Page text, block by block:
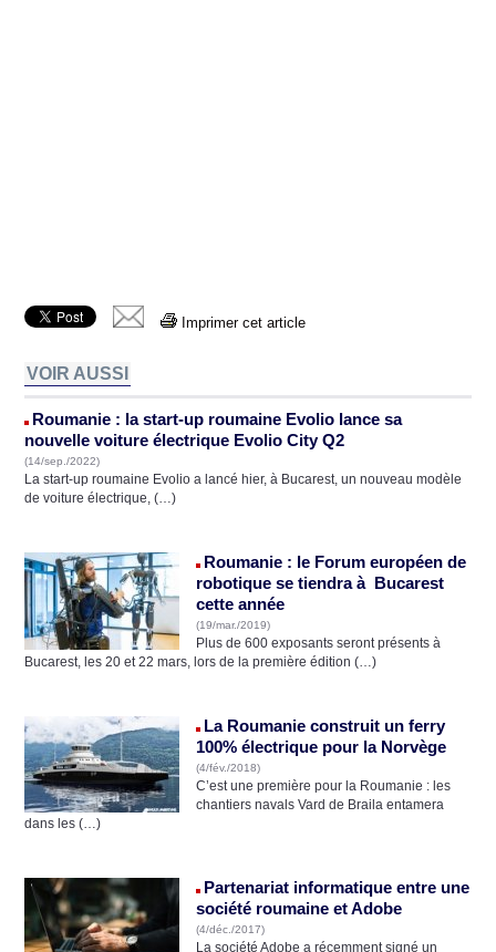
Imprimer cet article
VOIR AUSSI
Roumanie : la start-up roumaine Evolio lance sa
nouvelle voiture électrique Evolio City Q2
(14/sep./2022)
La start-up roumaine Evolio a lancé hier, à Bucarest, un nouveau modèle
de voiture électrique, (…)
Roumanie : le Forum européen de
robotique se tiendra à Bucarest
cette année
(19/mar./2019)
Plus de 600 exposants seront présents à
Bucarest, les 20 et 22 mars, lors de la première édition (…)
La Roumanie construit un ferry
100% électrique pour la Norvège
(4/fév./2018)
C’est une première pour la Roumanie : les
chantiers navals Vard de Braila entamera
dans les (…)
Partenariat informatique entre une
société roumaine et Adobe
(4/déc./2017)
La société Adobe a récemment signé un